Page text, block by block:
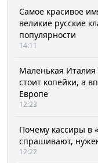
Самое красивое
великие русские
популярности
14:11
Маленькая Италия
стоит копейки, а
Европе
12:23
Почему кассиры в
спрашивают,
12:22